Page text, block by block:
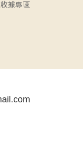
據專區